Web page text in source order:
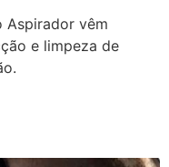
Aspirador vêm
e limpeza de